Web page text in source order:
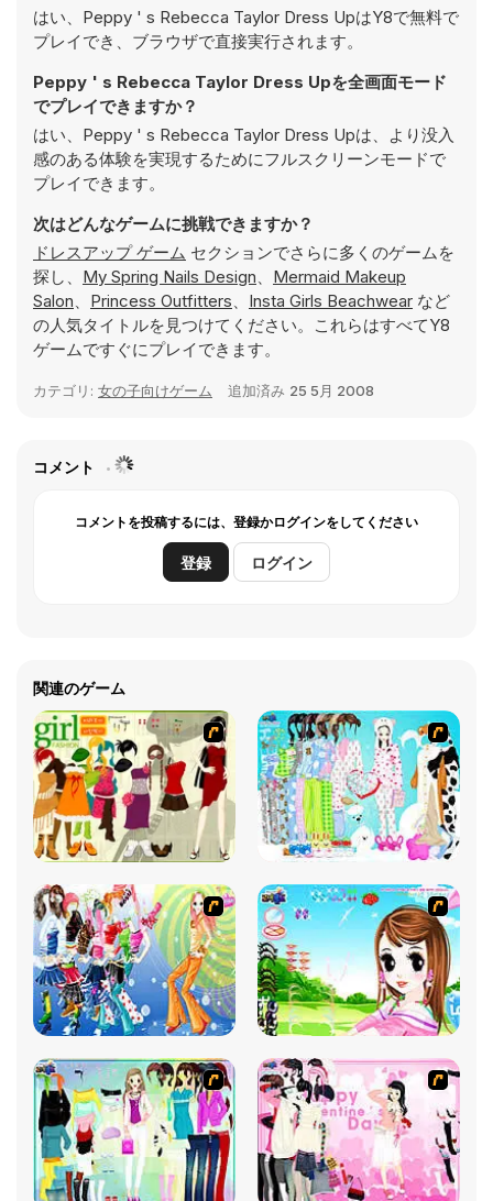
はい、Peppy ' s Rebecca Taylor Dress UpはY8で無料で
プレイでき、ブラウザで直接実行されます。
Peppy ' s Rebecca Taylor Dress Upを全画面モード
でプレイできますか？
はい、Peppy ' s Rebecca Taylor Dress Upは、より没入
感のある体験を実現するためにフルスクリーンモードで
プレイできます。
次はどんなゲームに挑戦できますか？
ドレスアップ ゲーム セクションでさらに多くのゲームを
探し、 My Spring Nails Design、 Mermaid Makeup
Salon、 Princess Outfitters、 Insta Girls Beachwear など
の人気タイトルを見つけてください。これらはすべてY8
ゲームですぐにプレイできます。
カテゴリ: 女の子向けゲーム 追加済み 25 5月 2008
コメント
コメントを投稿するには、登録かログインをしてください
登録 ログイン
関連のゲーム